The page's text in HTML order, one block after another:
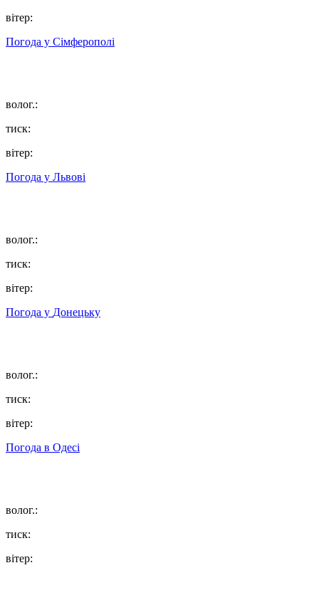
вітер:
Погода у Сімферополі
волог.:
тиск:
вітер:
Погода у Львові
волог.:
тиск:
вітер:
Погода у Донецьку
волог.:
тиск:
вітер:
Погода в Одесі
волог.:
тиск:
вітер: